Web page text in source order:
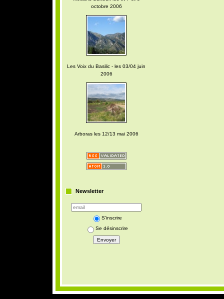
octobre 2006
Les Voix du Basilic - les 03/04 juin
2006
Arboras les 12/13 mai 2006
Newsletter
S'inscrire
Se désinscrire